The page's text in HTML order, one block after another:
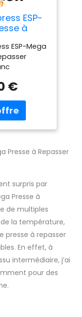
ESP-
à
ESP-Mega
vapeur
en deux
temps
et
: la
W, tout
seulement 1
rechange et
presseur et
de
€
Presse à Repasser
surpris par
Presse à
de multiples
la température,
presse à repasser
En effet, à
intermédiaire, j’ai
pour des